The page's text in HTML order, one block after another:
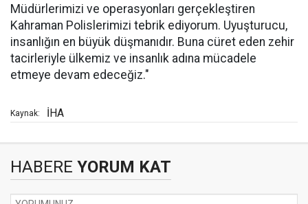
Müdürlerimizi ve operasyonları gerçekleştiren
Kahraman Polislerimizi tebrik ediyorum. Uyuşturucu,
insanlığın en büyük düşmanıdır. Buna cüret eden zehir
tacirleriyle ülkemiz ve insanlık adına mücadele
etmeye devam edeceğiz."
Kaynak: İHA
HABERE YORUM KAT